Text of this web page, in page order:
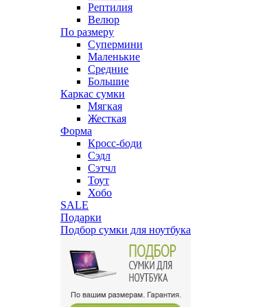
Рептилия
Велюр
По размеру
Супермини
Маленькие
Средние
Большие
Каркас сумки
Мягкая
Жесткая
Форма
Кросс-боди
Сэдл
Сэтчл
Тоут
Хобо
SALE
Подарки
Подбор сумки для ноутбука